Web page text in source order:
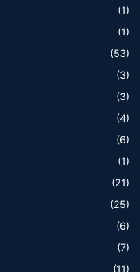
(1)
(1)
(53)
(3)
(3)
(4)
(6)
(1)
(21)
(25)
(6)
(7)
(11)